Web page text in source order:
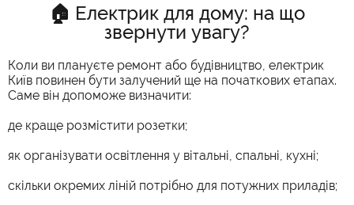
🏠 Електрик для дому: на що
звернути увагу?
Коли ви плануєте ремонт або будівництво, електрик
Київ повинен бути залучений ще на початкових етапах.
Саме він допоможе визначити:
де краще розмістити розетки;
як організувати освітлення у вітальні, спальні, кухні;
скільки окремих ліній потрібно для потужних приладів;